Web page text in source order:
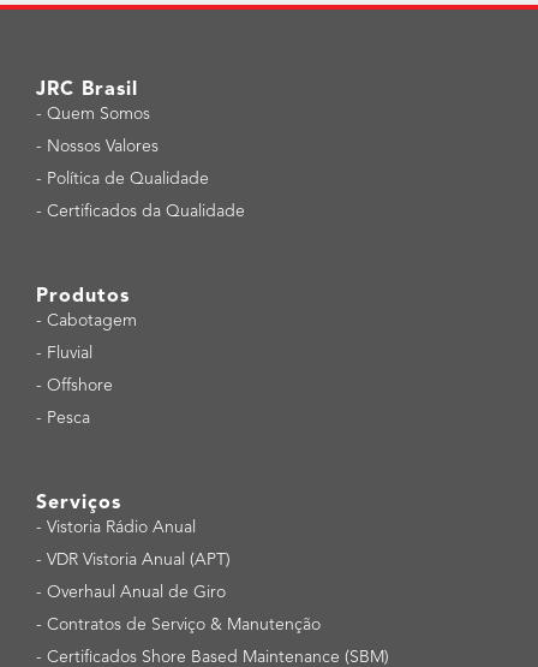
JRC Brasil
- Quem Somos
- Nossos Valores
- Política de Qualidade
- Certificados da Qualidade
Produtos
- Cabotagem
- Fluvial
- Offshore
- Pesca
Serviços
- Vistoria Rádio Anual
- VDR Vistoria Anual (APT)
- Overhaul Anual de Giro
- Contratos de Serviço & Manutenção
- Certificados Shore Based Maintenance (SBM)